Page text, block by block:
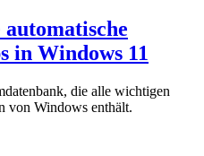
in Windows 11
die alle wichtigen
von Windows enthält.